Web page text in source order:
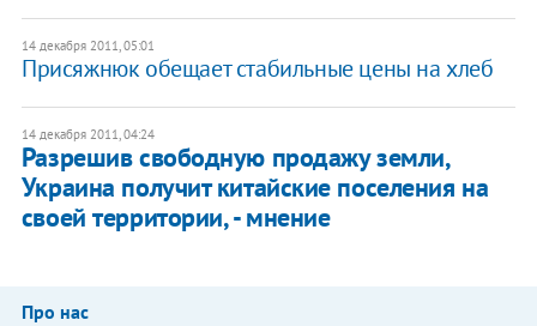
14 декабря 2011, 05:01
​Присяжнюк обещает стабильные цены на хлеб
14 декабря 2011, 04:24
Разрешив свободную продажу земли,
Украина получит китайские поселения на
своей территории, - мнение
Про нас